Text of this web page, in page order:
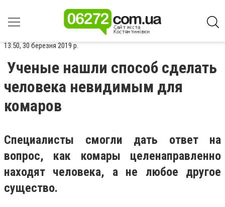
13:50, 30 березня 2019 р.
Ученые нашли способ сделать
человека невидимым для
комаров
Специалисты смогли дать ответ на
вопрос, как комары целенаправленно
находят человека, а не любое другое
существо.